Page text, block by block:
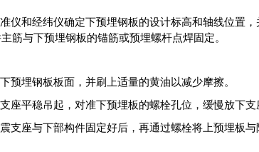
仪和经纬仪确定下预埋钢板的设计标高和轴线位置
筋与下预埋钢板的锚筋或预埋螺杆点焊固定。
预埋钢板板面，并刷上适量的黄油以减少摩擦。
座平稳吊起，对准下预埋板的螺栓孔位，缓慢放下
支座与下部构件固定好后，再通过螺栓将上预埋板